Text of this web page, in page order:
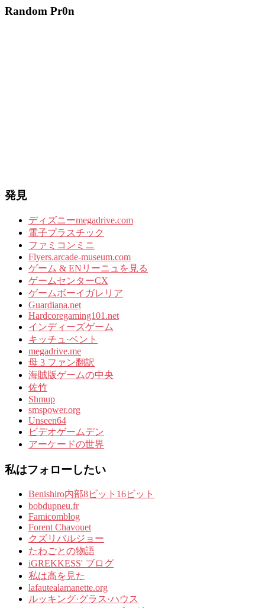
Random Pr0n
発見
ディズニーmegadrive.com
電子プラスチック
ファミコンミニ
Flyers.arcade-museum.com
ゲーム & ENリーニュを見る
ゲームセンターCX
ゲームボーイガレリア
Guardiana.net
Hardcoregaming101.net
インディーズゲーム
キッチュ·ベント
megadrive.me
母 3 ファン翻訳
海賊版ゲームの中央
佐竹
Shmup
smspower.org
Unseen64
ビデオゲームデン
アーケードの世界
私はフォローしたい
Benishiro内部8ビット16ビット
bobdupneu.fr
Famicomblog
Forent Chavouet
クズリバルジョー
たわごとの物語
iGREKKESS' ブログ
私は高を見た
lafautealamanette.org
ルッキング·グラス·ハウス